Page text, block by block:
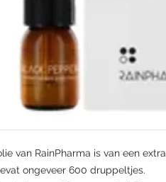
van RainPharma is van een
ongeveer 600 druppeltjes.